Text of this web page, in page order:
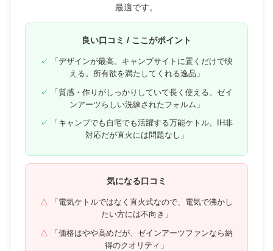
最適です。
良い口コミ / ここがポイント
「デザインが最高。キャンプサイトに置くだけで映
える。所有欲を満たしてくれる逸品」
「質感・作りがしっかりしていて長く使える。ゼイ
ンアーツらしい洗練されたフォルム」
「キャンプでも自宅でも活躍する万能ケトル。IH非
対応だが直火には問題なし」
気になる口コミ
「電気ケトルではなく直火式なので、電気で沸かし
たい方には不向き」
「価格はやや高めだが、ゼインアーツファンなら納
得のクオリティ」